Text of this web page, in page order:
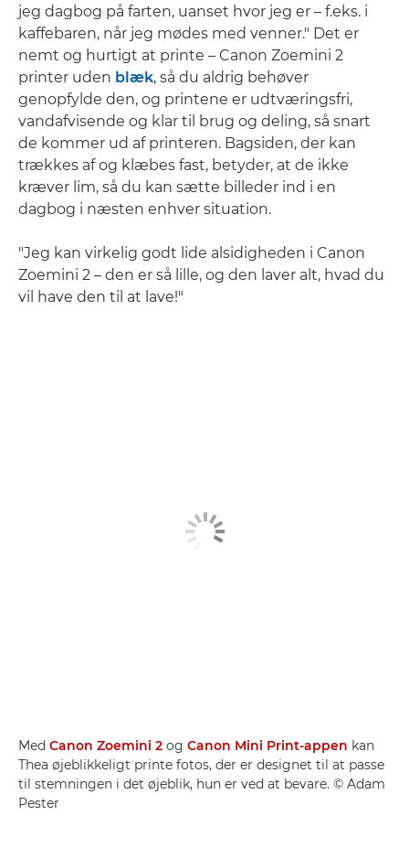
jeg dagbog på farten, uanset hvor jeg er – f.eks. i
kaffebaren, når jeg mødes med venner." Det er
nemt og hurtigt at printe – Canon Zoemini 2
printer uden blæk, så du aldrig behøver
genopfylde den, og printene er udtværingsfri,
vandafvisende og klar til brug og deling, så snart
de kommer ud af printeren. Bagsiden, der kan
trækkes af og klæbes fast, betyder, at de ikke
kræver lim, så du kan sætte billeder ind i en
dagbog i næsten enhver situation.
"Jeg kan virkelig godt lide alsidigheden i Canon
Zoemini 2 – den er så lille, og den laver alt, hvad du
vil have den til at lave!"
Med Canon Zoemini 2 og Canon Mini Print-appen kan
Thea øjeblikkeligt printe fotos, der er designet til at passe
til stemningen i det øjeblik, hun er ved at bevare. © Adam
Pester